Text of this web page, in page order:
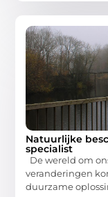
Natuurlijke
specialist
De wereld om
veranderingen
duurzame